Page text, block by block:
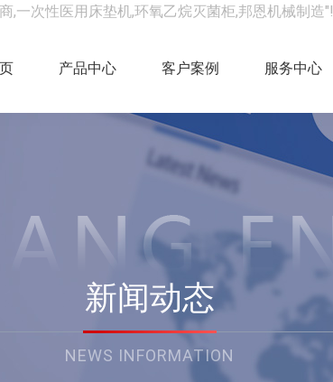
,一次性医用床垫机,环氧乙烷灭菌柜,邦恩机械制造"!
产品中心 客户案例 服务中心
新闻动态
NEWS INFORMATION